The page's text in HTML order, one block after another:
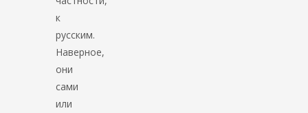
к
русским.
Наверное,
они
сами
или